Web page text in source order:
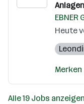
EBNER
Heute
Merken
Alle 19 Jobs anzeigen